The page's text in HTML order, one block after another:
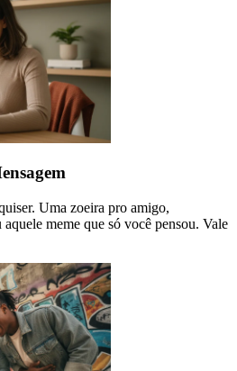
Uma zoeira pro amigo,
meme que só você pensou. Vale